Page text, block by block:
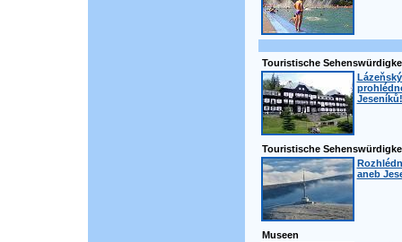
Touristische
Jeseníků!
Touristische
aneb
Museen